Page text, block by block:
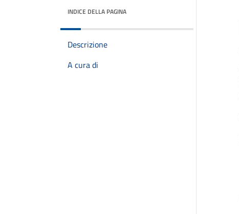
INDICE DELLA PAGINA
Descrizione
A cura di